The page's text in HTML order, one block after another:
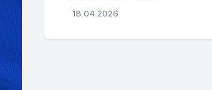
18.04.2026